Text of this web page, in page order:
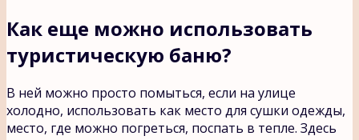
Как еще можно использовать
туристическую баню?
В ней можно просто помыться, если на улице
холодно, использовать как место для сушки одежды,
место, где можно погреться, поспать в тепле. Здесь